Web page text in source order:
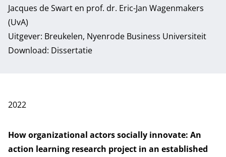
Jacques de Swart en prof. dr. Eric-Jan Wagenmakers
(UvA)
Uitgever: Breukelen, Nyenrode Business Universiteit
Download: Dissertatie
2022
How organizational actors socially innovate: An
action learning research project in an established